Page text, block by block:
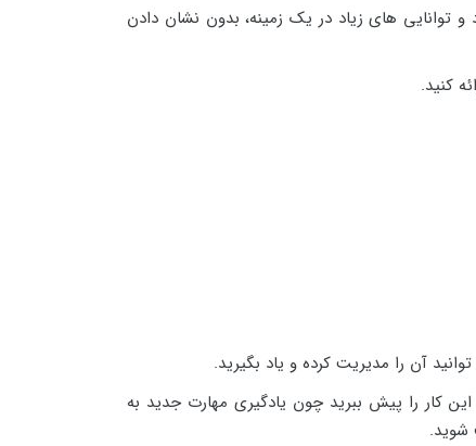
و توانایی های زیاد در یک زمینه، بدون نشان دادن
کنید.
آن را مدیریت کرده و یاد بگیرید.
کار را پیش ببرید چون یادگیری مهارت جدید به
شوید.